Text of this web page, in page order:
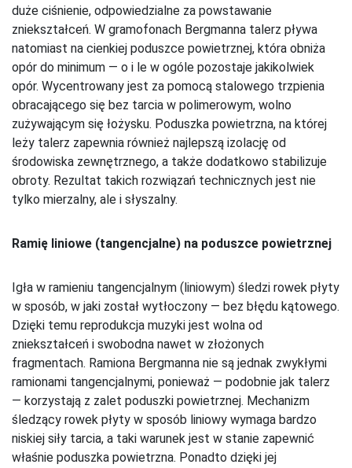
duże ciśnienie, odpowiedzialne za powstawanie
zniekształceń. W gramofonach Bergmanna talerz pływa
natomiast na cienkiej poduszce powietrznej, która obniża
opór do minimum — o i le w ogóle pozostaje jakikolwiek
opór. Wycentrowany jest za pomocą stalowego trzpienia
obracającego się bez tarcia w polimerowym, wolno
zużywającym się łożysku. Poduszka powietrzna, na której
leży talerz zapewnia również najlepszą izolację od
środowiska zewnętrznego, a także dodatkowo stabilizuje
obroty. Rezultat takich rozwiązań technicznych jest nie
tylko mierzalny, ale i słyszalny.
Ramię liniowe (tangencjalne) na poduszce powietrznej
Igła w ramieniu tangencjalnym (liniowym) śledzi rowek płyty
w sposób, w jaki został wytłoczony — bez błędu kątowego.
Dzięki temu reprodukcja muzyki jest wolna od
zniekształceń i swobodna nawet w złożonych
fragmentach. Ramiona Bergmanna nie są jednak zwykłymi
ramionami tangencjalnymi, ponieważ — podobnie jak talerz
— korzystają z zalet poduszki powietrznej. Mechanizm
śledzący rowek płyty w sposób liniowy wymaga bardzo
niskiej siły tarcia, a taki warunek jest w stanie zapewnić
właśnie poduszka powietrzna. Ponadto dzięki jej